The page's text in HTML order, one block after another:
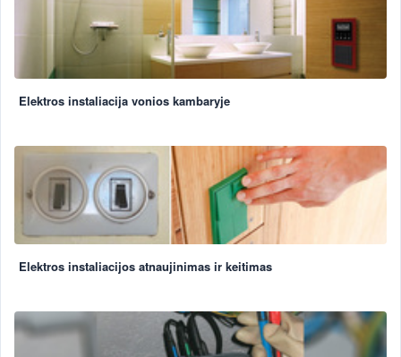
Elektros instaliacija vonios kambaryje
Elektros instaliacijos atnaujinimas ir keitimas